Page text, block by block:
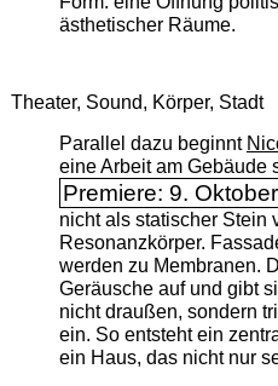
ästhetischer Räume.
Theater, Sound, Körper, Stadt
Parallel dazu beginnt
eine Arbeit am Gebäude
Premiere: 9.
nicht als statischer Stein
Resonanzkörper.
werden zu Membranen.
Geräusche auf und gibt
nicht draußen, sondern
ein. So entsteht ein
ein Haus, das nicht nur